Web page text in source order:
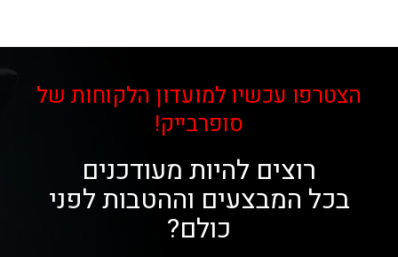
הצטרפו עכשיו למועדון הלקוחות של
סופרבייק!
רוצים להיות מעודכנים
בכל המבצעים וההטבות לפני
כולם?